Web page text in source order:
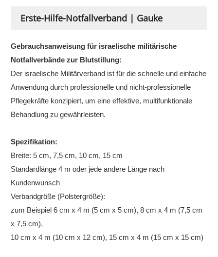
Erste-Hilfe-Notfallverband | Gauke
Gebrauchsanweisung für israelische militärische
Notfallverbände zur Blutstillung:
Der israelische Militärverband ist für die schnelle und einfache
Anwendung durch professionelle und nicht-professionelle
Pflegekräfte konzipiert, um eine effektive, multifunktionale
Behandlung zu gewährleisten.
Spezifikation:
Breite: 5 cm, 7,5 cm, 10 cm, 15 cm
Standardlänge 4 m oder jede andere Länge nach
Kundenwunsch
Verbandgröße (Polstergröße):
zum Beispiel 6 cm x 4 m (5 cm x 5 cm), 8 cm x 4 m (7,5 cm
x 7,5 cm),
10 cm x 4 m (10 cm x 12 cm), 15 cm x 4 m (15 cm x 15 cm)